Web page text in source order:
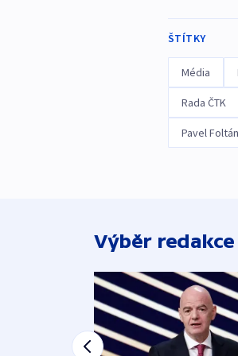
ŠTÍTKY
Média
Rada ČTK
Pavel Foltán
Výběr redakce